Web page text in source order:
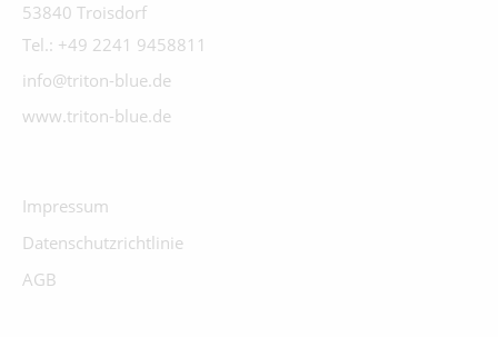
53840 Troisdorf
Tel.: +49 2241 9458811
info@triton-blue.de
www.triton-blue.de
Impressum
Datenschutzrichtlinie
AGB